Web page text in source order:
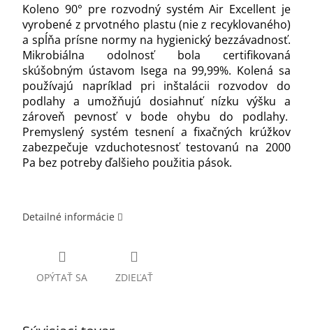
Koleno 90° pre rozvodný systém Air Excellent je
vyrobené z prvotného plastu (nie z recyklovaného)
a spĺňa prísne normy na hygienický bezzávadnosť.
Mikrobiálna odolnosť bola certifikovaná
skúšobným ústavom Isega na 99,99%. Kolená sa
používajú napríklad pri inštalácii rozvodov do
podlahy a umožňujú dosiahnuť nízku výšku a
zároveň pevnosť v bode ohybu do podlahy.
Premyslený systém tesnení a fixačných krúžkov
zabezpečuje vzduchotesnosť testovanú na 2000
Pa bez potreby ďalšieho použitia pások.
Detailné informácie
OPÝTAŤ SA ZDIEĽAŤ